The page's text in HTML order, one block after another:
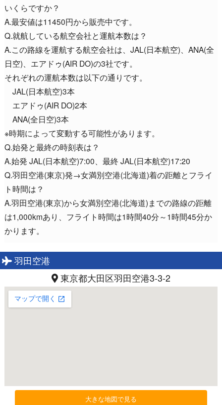
いくらですか？
A.最安値は11450円から販売中です。
Q.就航している航空会社と運航本数は？
A.この路線を運航する航空会社は、JAL(日本航空)、ANA(全
日空)、エアドゥ(AIR DO)の3社です。
それぞれの運航本数は以下の通りです。
JAL(日本航空)3本
エアドゥ(AIR DO)2本
ANA(全日空)3本
※時期によって変動する可能性があります。
Q.始発と最終の時刻表は？
A.始発 JAL(日本航空)7:00、最終 JAL(日本航空)17:20
Q.羽田空港(東京)発→女満別空港(北海道)着の距離とフライ
ト時間は？
A.羽田空港(東京)から女満別空港(北海道)までの路線の距離
は1,000kmあり、フライト時間は1時間40分～1時間45分か
かります。
羽田空港
東京都大田区羽田空港3-3-2
大きな地図で見る